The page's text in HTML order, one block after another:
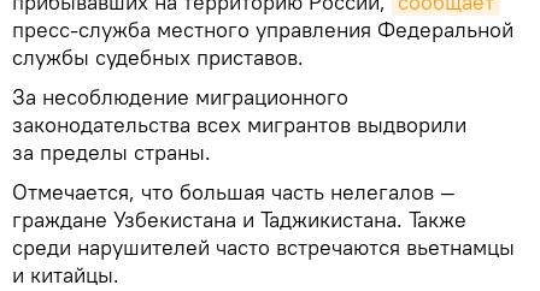
пресс-служба местного управления Федеральной
службы судебных приставов.
За несоблюдение миграционного
законодательства всех мигрантов выдворили
за пределы страны.
Отмечается, что большая часть нелегалов —
граждане Узбекистана и Таджикистана. Также
среди нарушителей часто встречаются вьетнамцы
и китайцы.